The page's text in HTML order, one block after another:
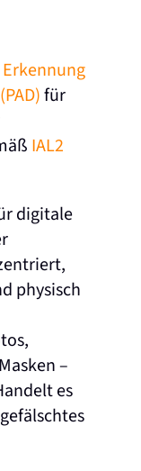
für
IAL2
digitale
physisch
–
es